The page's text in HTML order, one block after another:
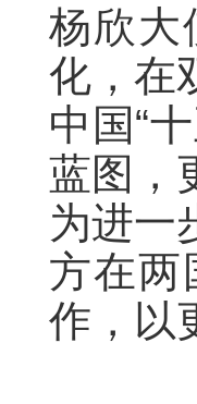
杨欣大
化，在
中国“
蓝图，
为进一
方在两
作，以